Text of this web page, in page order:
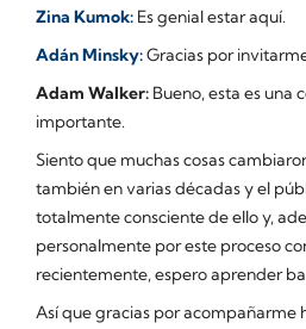
Zina Kumok: Es genial estar aquí.
Adán Minsky:Gracias por
Adam Walker: Bueno, esta es una
importante.
Siento que muchas cosas
también en varias décadas y el
totalmente consciente de ello y,
personalmente por este proceso
recientemente, espero aprender
Así que gracias por acompañarme